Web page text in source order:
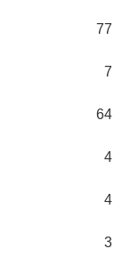
77
7
64
4
4
3